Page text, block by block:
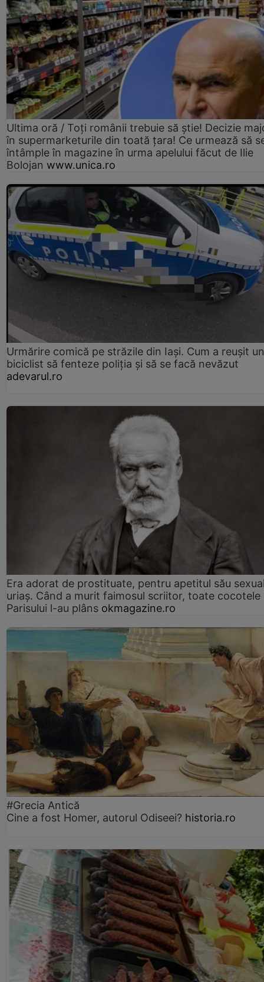
Ultima oră / Toți românii trebuie să știe! Decizie
în supermarketurile din toată țara! Ce urmează să
întâmple în magazine în urma apelului făcut de Ilie
Bolojan www.unica.ro
Urmărire comică pe străzile din Iași. Cum a reușit un
biciclist să fenteze poliția și să se facă nevăzut
adevarul.ro
Era adorat de prostituate, pentru apetitul său
uriaș. Când a murit faimosul scriitor, toate cocotele
Parisului l-au plâns okmagazine.ro
#Grecia Antică
Cine a fost Homer, autorul Odiseei? historia.ro